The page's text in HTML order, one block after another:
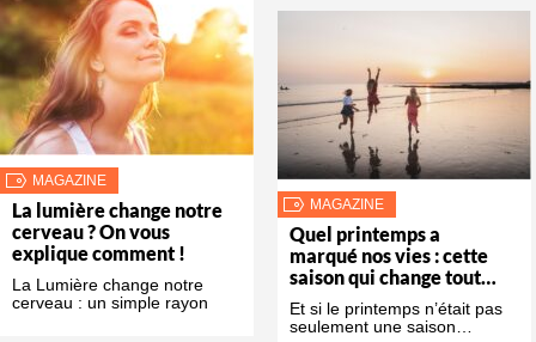
MAGAZINE
La lumière change notre
cerveau ? On vous
explique comment !
La Lumière change notre
cerveau : un simple rayon
MAGAZINE
Quel printemps a
marqué nos vies : cette
saison qui change tout…
Et si le printemps n’était pas
seulement une saison…